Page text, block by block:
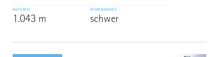
AUFSTIEG
1.043 m
SCHWIERIGKEIT
schwer
dazu